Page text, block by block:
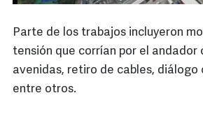
Parte de los trabajos incluyeron
tensión que corrían por el andador
avenidas, retiro de cables, diálogo
entre otros.